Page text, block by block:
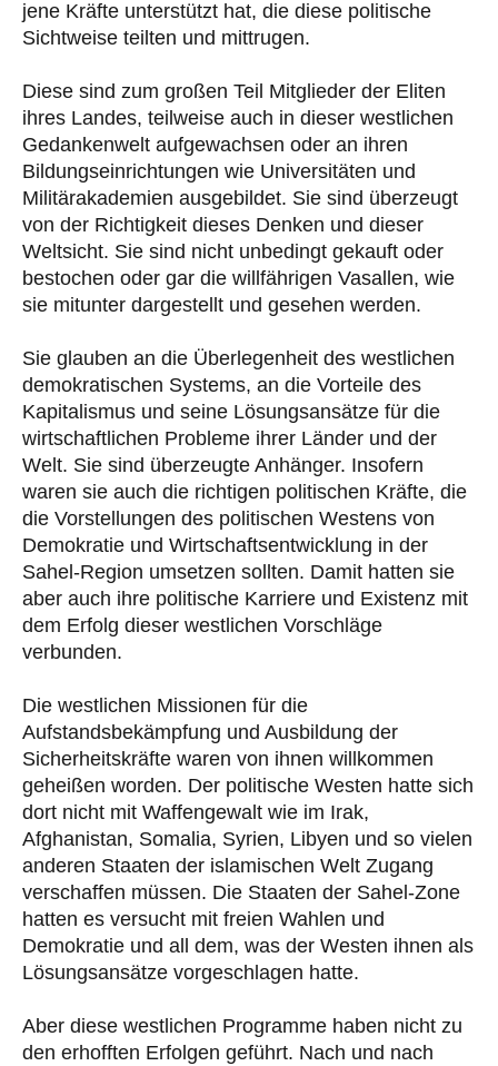
jene Kräfte unterstützt hat, die diese politische
Sichtweise teilten und mittrugen.
Diese sind zum großen Teil Mitglieder der Eliten
ihres Landes, teilweise auch in dieser westlichen
Gedankenwelt aufgewachsen oder an ihren
Bildungseinrichtungen wie Universitäten und
Militärakademien ausgebildet. Sie sind überzeugt
von der Richtigkeit dieses Denken und dieser
Weltsicht. Sie sind nicht unbedingt gekauft oder
bestochen oder gar die willfährigen Vasallen, wie
sie mitunter dargestellt und gesehen werden.
Sie glauben an die Überlegenheit des westlichen
demokratischen Systems, an die Vorteile des
Kapitalismus und seine Lösungsansätze für die
wirtschaftlichen Probleme ihrer Länder und der
Welt. Sie sind überzeugte Anhänger. Insofern
waren sie auch die richtigen politischen Kräfte, die
die Vorstellungen des politischen Westens von
Demokratie und Wirtschaftsentwicklung in der
Sahel-Region umsetzen sollten. Damit hatten sie
aber auch ihre politische Karriere und Existenz mit
dem Erfolg dieser westlichen Vorschläge
verbunden.
Die westlichen Missionen für die
Aufstandsbekämpfung und Ausbildung der
Sicherheitskräfte waren von ihnen willkommen
geheißen worden. Der politische Westen hatte sich
dort nicht mit Waffengewalt wie im Irak,
Afghanistan, Somalia, Syrien, Libyen und so vielen
anderen Staaten der islamischen Welt Zugang
verschaffen müssen. Die Staaten der Sahel-Zone
hatten es versucht mit freien Wahlen und
Demokratie und all dem, was der Westen ihnen als
Lösungsansätze vorgeschlagen hatte.
Aber diese westlichen Programme haben nicht zu
den erhofften Erfolgen geführt. Nach und nach